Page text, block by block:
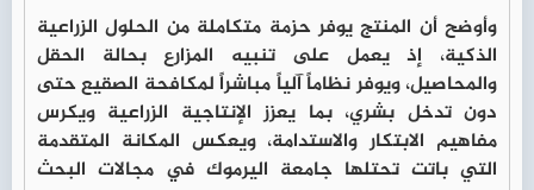
وأوضح أن المنتج يوفر حزمة متكاملة من الحلول الزراعية
الذكية، إذ يعمل على تنبيه المزارع بحالة الحقل
والمحاصيل، ويوفر نظاماً آلياً مباشراً لمكافحة الصقيع حتى
دون تدخل بشري، بما يعزز الإنتاجية الزراعية ويكرس
مفاهيم الابتكار والاستدامة، ويعكس المكانة المتقدمة
التي باتت تحتلها جامعة اليرموك في مجالات البحث